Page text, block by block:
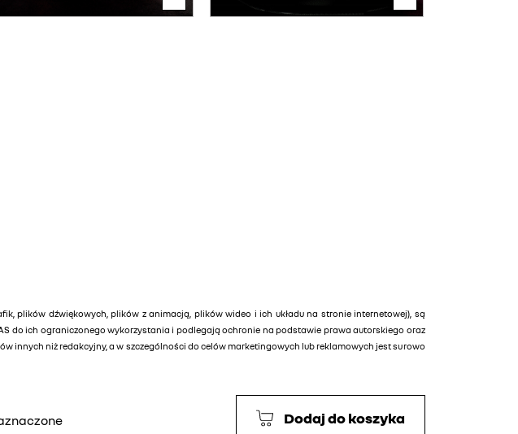
plików dźwiękowych, plików z animacją, plików wideo i ich układu na stronie internetowej), są
do ich ograniczonego wykorzystania i podlegają ochronie na podstawie prawa autorskiego oraz
innych niż redakcyjny, a w szczególności do celów marketingowych lub reklamowych jest surowo
Dodaj do koszyka